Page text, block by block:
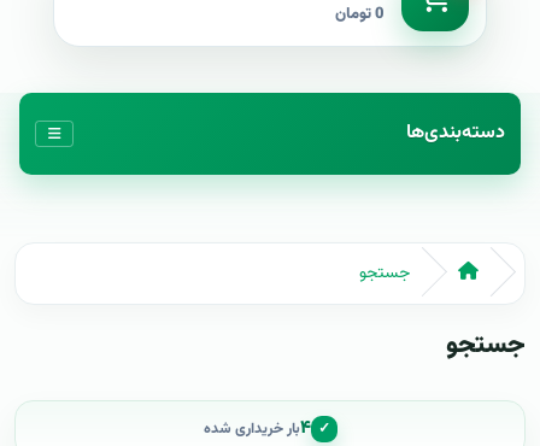
0 تومان
دسته‌بندی‌ها
جستجو
جستجو
✓ ۴بار خریداری شده